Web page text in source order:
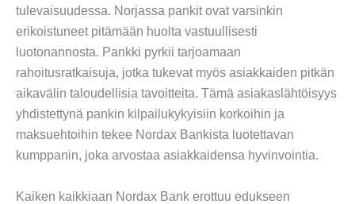
tulevaisuudessa. Norjassa pankit ovat varsinkin
erikoistuneet pitämään huolta vastuullisesti
luotonannosta. Pankki pyrkii tarjoamaan
rahoitusratkaisuja, jotka tukevat myös asiakkaiden pitkän
aikavälin taloudellisia tavoitteita. Tämä asiakaslähtöisyys
yhdistettynä pankin kilpailukykyisiin korkoihin ja
maksuehtoihin tekee Nordax Bankista luotettavan
kumppanin, joka arvostaa asiakkaidensa hyvinvointia.
Kaiken kaikkiaan Nordax Bank erottuu edukseen